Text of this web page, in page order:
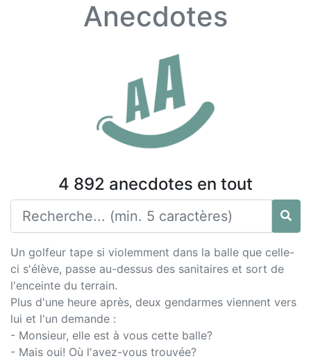
Anecdotes
4 892 anecdotes en tout
Un golfeur tape si violemment dans la balle que celle-
ci s'élève, passe au-dessus des sanitaires et sort de
l'enceinte du terrain.
Plus d'une heure après, deux gendarmes viennent vers
lui et l'un demande :
- Monsieur, elle est à vous cette balle?
- Mais oui! Où l'avez-vous trouvée?